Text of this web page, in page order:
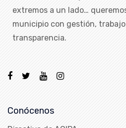
extremos a un lado…
municipio con gestión,
transparencia.
Conócenos